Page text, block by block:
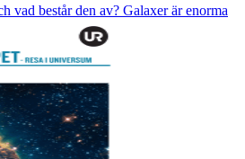
vad består den av? Galaxer är enorma